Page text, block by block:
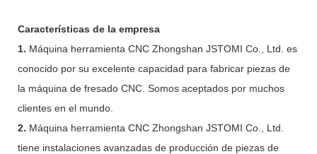
Características de la empresa
1. Máquina herramienta CNC Zhongshan JSTOMI Co., Ltd. es
conocido por su excelente capacidad para fabricar piezas de
la máquina de fresado CNC. Somos aceptados por muchos
clientes en el mundo.
2. Máquina herramienta CNC Zhongshan JSTOMI Co., Ltd.
tiene instalaciones avanzadas de producción de piezas de